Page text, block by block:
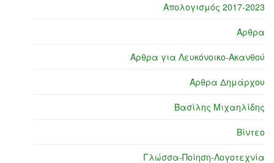
Απολογισμός 2017-2023
Άρθρα
Άρθρα για Λευκόνοικο-Ακανθού
Άρθρα Δημάρχου
Βασίλης Μιχαηλίδης
Βίντεο
Γλώσσα-Ποίηση-Λογοτεχνία